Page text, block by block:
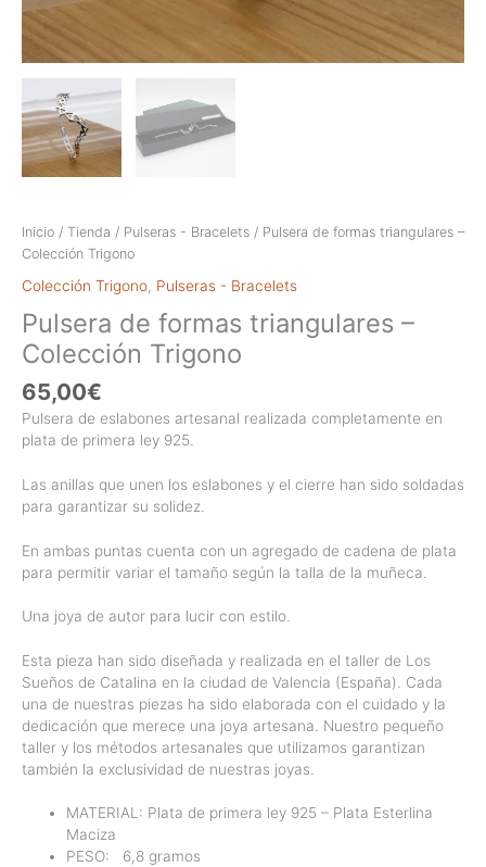
Inicio / Tienda / Pulseras - Bracelets / Pulsera de formas triangulares –
Colección Trigono
Colección Trigono Pulseras - Bracelets
Pulsera de formas triangulares –
Colección Trigono
65,00€
Pulsera de eslabones artesanal realizada completamente en
plata de primera ley 925.
Las anillas que unen los eslabones y el cierre han sido soldadas
para garantizar su solidez.
En ambas puntas cuenta con un agregado de cadena de plata
para permitir variar el tamaño según la talla de la muñeca.
Una joya de autor para lucir con estilo.
Esta pieza han sido diseñada y realizada en el taller de Los
Sueños de Catalina en la ciudad de Valencia (España). Cada
una de nuestras piezas ha sido elaborada con el cuidado y la
dedicación que merece una joya artesana. Nuestro pequeño
taller y los métodos artesanales que utilizamos garantizan
también la exclusividad de nuestras joyas.
MATERIAL: Plata de primera ley 925 – Plata Esterlina
Maciza
PESO:
6,8 gramos